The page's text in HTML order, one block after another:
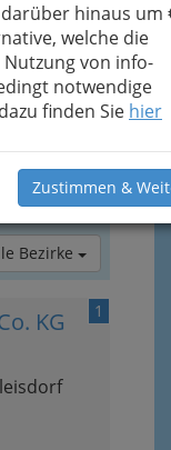
hinaus um
welche die
von info-
notwendige
finden Sie hier
Zustimmen &
Bezirke
1
KG